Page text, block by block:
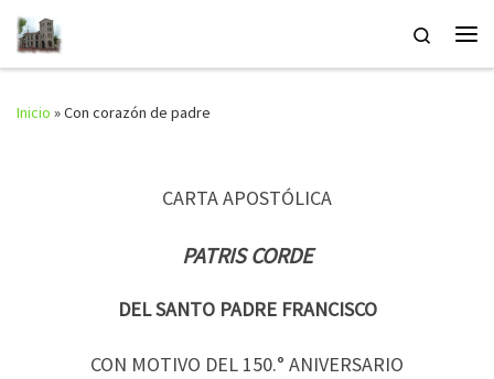
Saltar al contenido
Search
Inicio »Con corazón de padre
CARTA APOSTÓLICA
PATRIS CORDE
DEL SANTO PADRE FRANCISCO
CON MOTIVO DEL 150.° ANIVERSARIO